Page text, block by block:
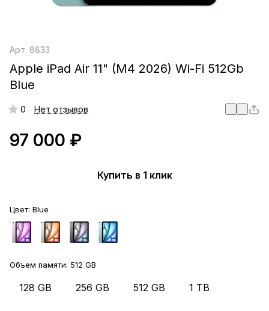
Арт. 8833
Apple iPad Air 11" (M4 2026) Wi-Fi 512Gb
Blue
0 Нет отзывов
97 000 ₽
Купить в 1 клик
Цвет: Blue
Объем памяти: 512 GB
128 GB 256 GB 512 GB 1 TB